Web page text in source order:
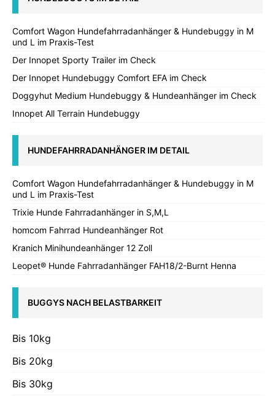
Comfort Wagon Hundefahrradanhänger & Hundebuggy in M
und L im Praxis-Test
Der Innopet Sporty Trailer im Check
Der Innopet Hundebuggy Comfort EFA im Check
Doggyhut Medium Hundebuggy & Hundeanhänger im Check
Innopet All Terrain Hundebuggy
HUNDEFAHRRADANHÄNGER IM DETAIL
Comfort Wagon Hundefahrradanhänger & Hundebuggy in M
und L im Praxis-Test
Trixie Hunde Fahrradanhänger in S,M,L
homcom Fahrrad Hundeanhänger Rot
Kranich Minihundeanhänger 12 Zoll
Leopet® Hunde Fahrradanhänger FAH18/2-Burnt Henna
BUGGYS NACH BELASTBARKEIT
Bis 10kg
Bis 20kg
Bis 30kg